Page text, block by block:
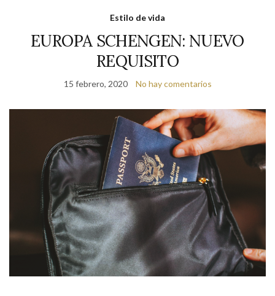
Estilo de vida
EUROPA SCHENGEN: NUEVO
REQUISITO
15 febrero, 2020 No hay comentarios